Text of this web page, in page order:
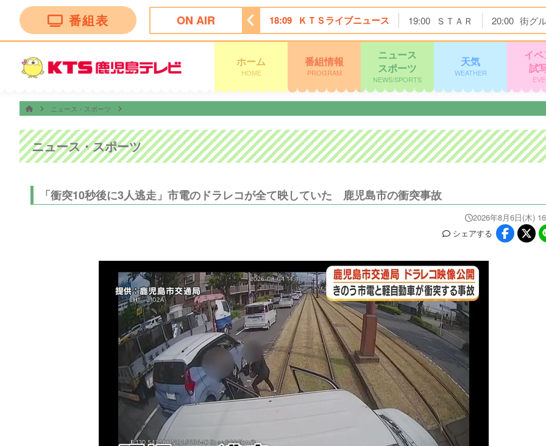
番組表 ON AIR
クション 15:45 Ｌｉｖｅ Ｎｅｗｓ イット！第１部 18:09 ＫＴＳライブニュース 19:00 ＳＴＡＲ 20:00 街グ
ホーム
HOME
番組情報
PROGRAM
ニュース
スポーツ
NEWS/SPORTS
天気
WEATHER
イ
試
ニュース・スポーツ
ニュース・スポーツ
「衝突10秒後に3人逃走」市電のドラレコが全て映していた 鹿児島市の衝突事故
2026年8月6日(木)
シェアする